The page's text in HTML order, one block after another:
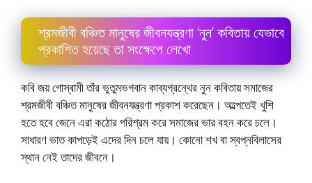
শ্রমজীবী বঞ্চিত মানুষের জীবনযন্ত্রণা ‘নুন’ কবিতায় যেভাবে
প্রকাশিত হয়েছে তা সংক্ষেপে লেখাে
কবি জয় গােস্বামী তাঁর ভুতুমভগবান কাব্যগ্রন্থের নুন কবিতায় সমাজের
শ্রমজীবী বঞ্চিত মানুষের জীবনযন্ত্রণা প্রকাশ করেছেন। অল্পেতেই খুশি
হতে হবে জেনে এরা কঠোর পরিশ্রম করে সমাজের ভার বহন করে চলে।
সাধারণ ভাত কাপড়েই এদের দিন চলে যায়। কোনাে শখ বা স্বপ্নবিলাসের
স্থান নেই তাদের জীবনে।